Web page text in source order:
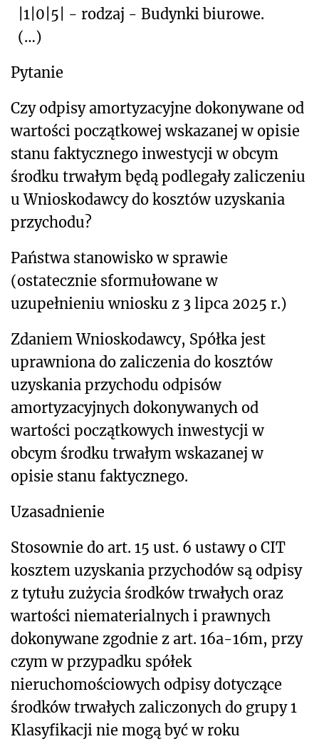
|1|0|5| - rodzaj - Budynki biurowe.
(…)
Pytanie
Czy odpisy amortyzacyjne dokonywane od
wartości początkowej wskazanej w opisie
stanu faktycznego inwestycji w obcym
środku trwałym będą podlegały zaliczeniu
u Wnioskodawcy do kosztów uzyskania
przychodu?
Państwa stanowisko w sprawie
(ostatecznie sformułowane w
uzupełnieniu wniosku z 3 lipca 2025 r.)
Zdaniem Wnioskodawcy, Spółka jest
uprawniona do zaliczenia do kosztów
uzyskania przychodu odpisów
amortyzacyjnych dokonywanych od
wartości początkowych inwestycji w
obcym środku trwałym wskazanej w
opisie stanu faktycznego.
Uzasadnienie
Stosownie do art. 15 ust. 6 ustawy o CIT
kosztem uzyskania przychodów są odpisy
z tytułu zużycia środków trwałych oraz
wartości niematerialnych i prawnych
dokonywane zgodnie z art. 16a-16m, przy
czym w przypadku spółek
nieruchomościowych odpisy dotyczące
środków trwałych zaliczonych do grupy 1
Klasyfikacji nie mogą być w roku